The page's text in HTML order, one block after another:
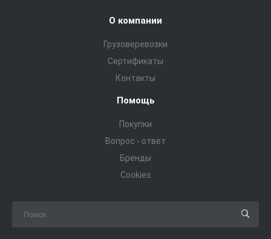
О компании
Грузоверевозки
Сертификаты
Контакты
Помощь
Покупки
Вопрос - ответ
Бренды
Cookies